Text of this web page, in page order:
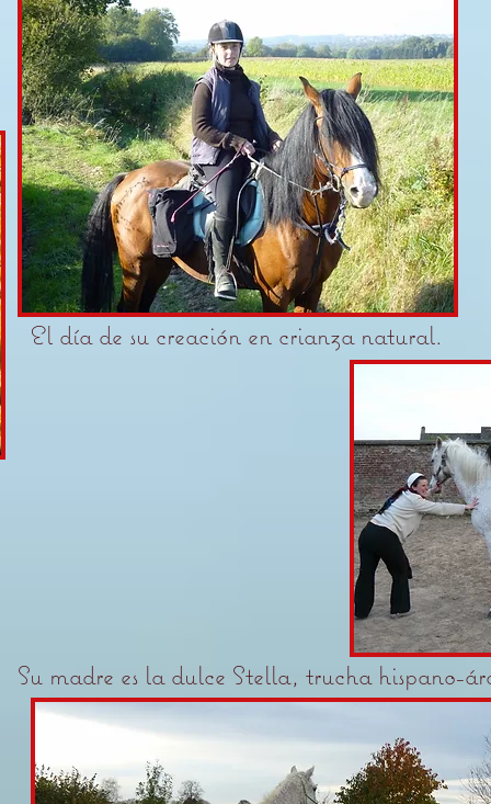
El día de su creación en crianza natural.
Su madre es la dulce Stella, trucha hispano-